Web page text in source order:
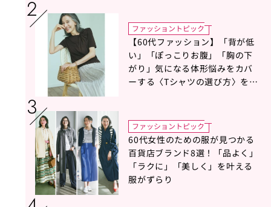
ファッショントピック
【60代ファッション】「背が低
い」「ぽっこりお腹」「胸の下
がり」気になる体形悩みをカバ
ーする〈Tシャツの選び方〉をス
ファッショントピック
60代女性のための服が見つかる
百貨店ブランド8選！「品よく」
「ラクに」「美しく」を叶える
服がずらり